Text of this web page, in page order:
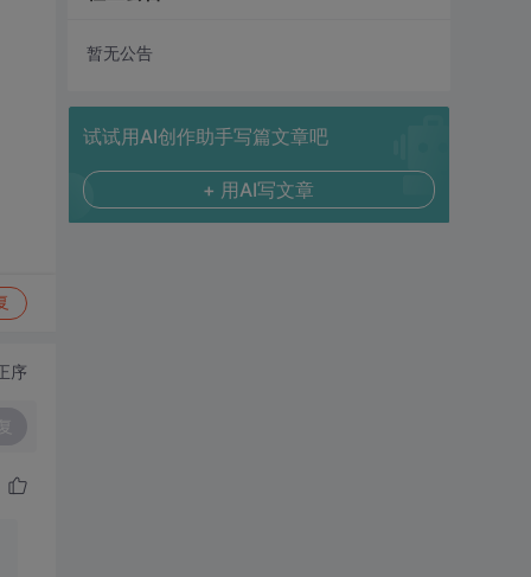
序
暂无公告
试试用AI创作助手写篇文章吧
+ 用AI写文章